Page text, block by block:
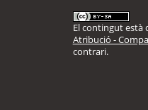
El contingut està
Atribució -
contrari.